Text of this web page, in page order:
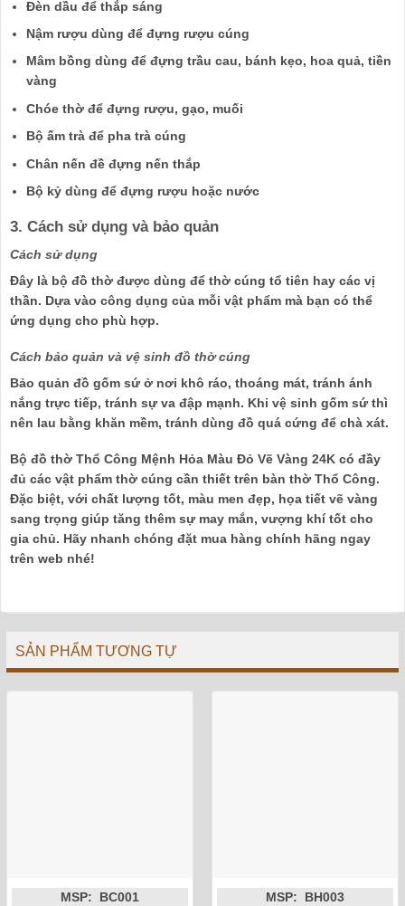
Đèn dầu để thắp sáng
Nậm rượu dùng để đựng rượu cúng
Mâm bồng dùng để đựng trầu cau, bánh kẹo, hoa quả, tiền
vàng
Chóe thờ để đựng rượu, gạo, muối
Bộ ấm trà để pha trà cúng
Chân nến đề đựng nến thắp
Bộ kỷ dùng để đựng rượu hoặc nước
3. Cách sử dụng và bảo quản
Cách sử dụng
Đây là bộ đồ thờ được dùng để thờ cúng tổ tiên hay các vị
thần. Dựa vào công dụng của mỗi vật phẩm mà bạn có thể
ứng dụng cho phù hợp.
Cách bảo quản và vệ sinh đồ thờ cúng
Bảo quản đồ gốm sứ ở nơi khô ráo, thoáng mát, tránh ánh
nắng trực tiếp, tránh sự va đập mạnh. Khi vệ sinh gốm sứ thì
nên lau bằng khăn mềm, tránh dùng đồ quá cứng để chà xát.
Bộ đồ thờ Thổ Công Mệnh Hỏa Màu Đỏ Vẽ Vàng 24K có đầy
đủ các vật phẩm thờ cúng cần thiết trên bàn thờ Thổ Công.
Đặc biệt, với chất lượng tốt, màu men đẹp, họa tiết vẽ vàng
sang trọng giúp tăng thêm sự may mắn, vượng khí tốt cho
gia chủ. Hãy nhanh chóng đặt mua hàng chính hãng ngay
trên web nhé!
SẢN PHẨM TƯƠNG TỰ
MSP: BC001 MSP: BH003